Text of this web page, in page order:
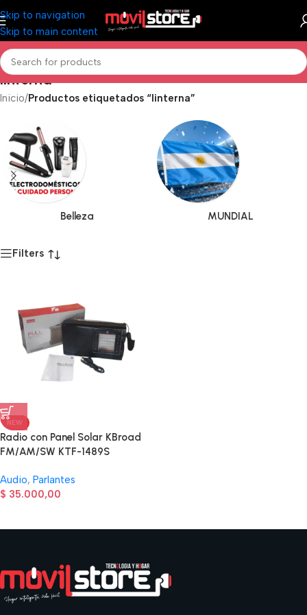
Skip to navigation
Skip to main content
linterna
Inicio/Productos etiquetados “linterna”
Belleza MUNDIAL
Filters
NEW
Radio con Panel Solar KBroad
FM/AM/SW KTF-1489S
Audio, Parlantes
$ 35.000,00